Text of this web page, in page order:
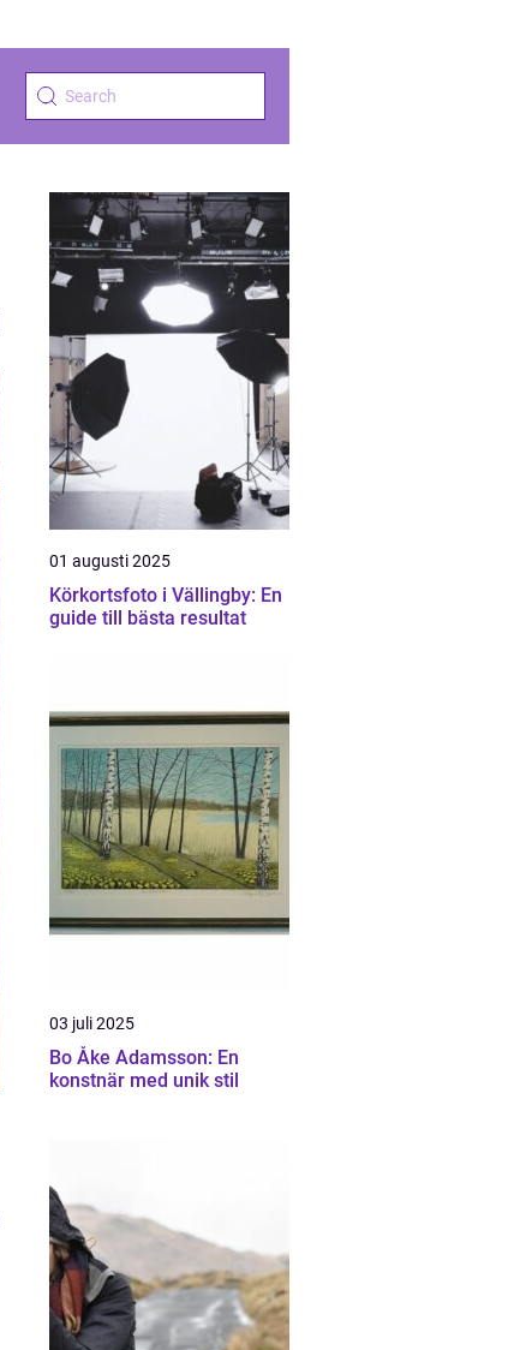
01 augusti 2025
Körkortsfoto i Vällingby: En
guide till bästa resultat
03 juli 2025
Bo Åke Adamsson: En
konstnär med unik stil